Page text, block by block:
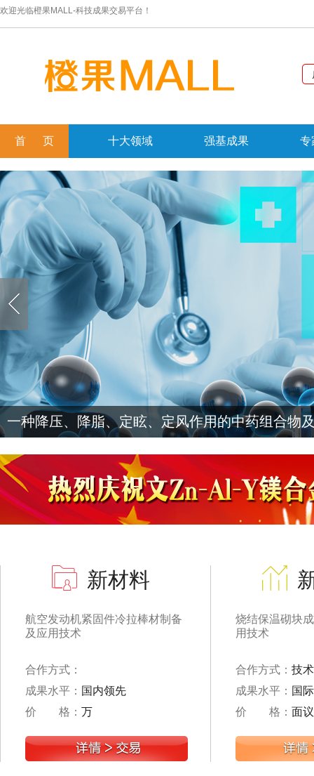
欢迎光临橙果MALL-科技成果交易平台！
首 页 十大领域 强基成果 专
一种降压、降脂、定眩、定风作用的中药组合物
新材料
航空发动机紧固件冷拉棒材制备
及应用技术
合作方式：
成果水平： 国内领先
价 格： 万
烧结保温砌块
用技术
合作方式： 技
成果水平： 国
价 格： 面议